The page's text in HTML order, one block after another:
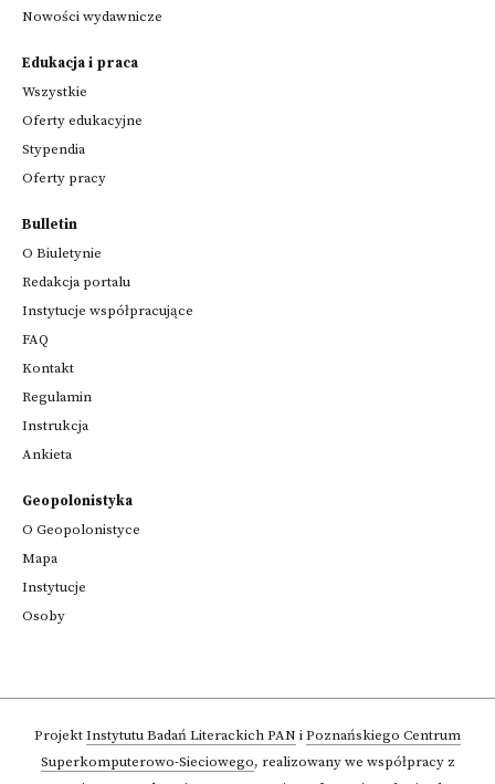
Nowości wydawnicze
Edukacja i praca
Wszystkie
Oferty edukacyjne
Stypendia
Oferty pracy
Bulletin
O Biuletynie
Redakcja portalu
Instytucje współpracujące
FAQ
Kontakt
Regulamin
Instrukcja
Ankieta
Geopolonistyka
O Geopolonistyce
Mapa
Instytucje
Osoby
ProjektInstytutu Badań Literackich PAN iPoznańskiego Centrum
Superkomputerowo-Sieciowego, realizowany we współpracy z